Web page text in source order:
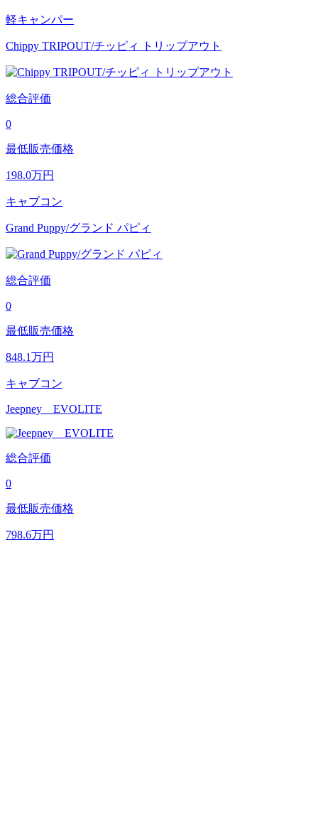
軽キャンパー
Chippy TRIPOUT/チッピィ トリップアウト
総合評価
0
最低販売価格
198.0万円
キャブコン
Grand Puppy/グランド パピィ
総合評価
0
最低販売価格
848.1万円
キャブコン
Jeepney EVOLITE
総合評価
0
最低販売価格
798.6万円